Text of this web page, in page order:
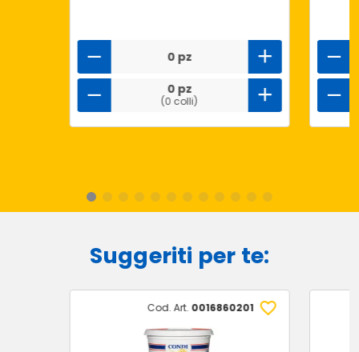
0 pz
0 pz
(0 colli)
Suggeriti per te:
Cod. Art. 0016860201